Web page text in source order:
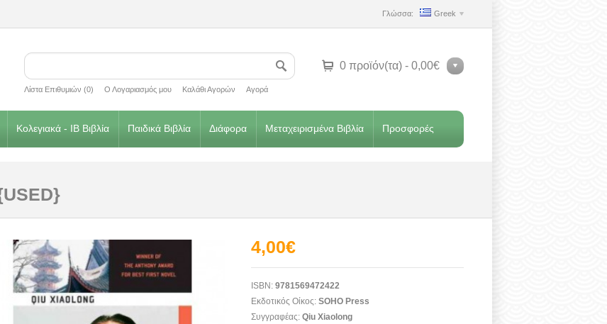
Γλώσσα: Greek
Λίστα Επιθυμιών (0) Ο Λογαριασμός μου Καλάθι Αγορών Αγορά
0 προϊόν(τα) - 0,00€
Κολεγιακά - IB Βιβλία Παιδικά Βιβλία Διάφορα Μεταχειρισμένα Βιβλία Προσφορές
4,00€
ISBN: 9781569472422
Εκδοτικός Οίκος: SOHO Press
Συγγραφέας: Qiu Xiaolong